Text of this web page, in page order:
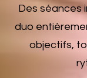
Des séances
duo
objectifs,